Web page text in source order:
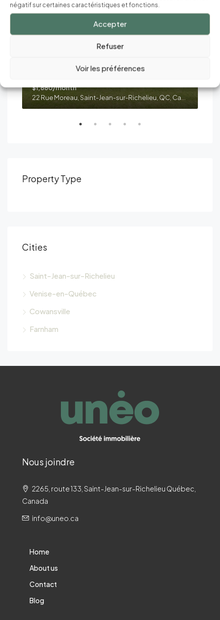
négatif sur certaines caractéristiques et fonctions.
Accepter
Refuser
Voir les préférences
$1,680/month
Property Type
Cities
Saint-Jean-sur-Richelieu
Venise-en-Québec
Cowansville
Farnham
Nous joindre
2265, route 133, Saint-Jean-sur-Richelieu Québec,
Canada
info@uneo.ca
Home
About us
Contact
Blog